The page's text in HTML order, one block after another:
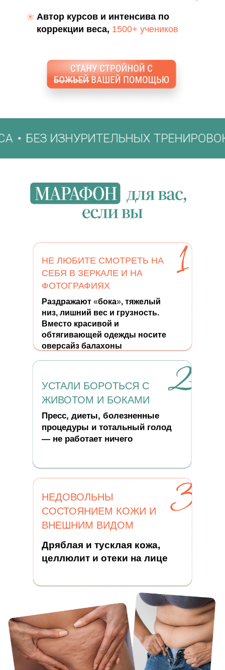
Автор курсов и интенсива по
коррекции веса, 1500+ учеников
БЕЗ ИЗНУРИТЕЛЬНЫХ ТРЕНИРОВОК
Раздражают «бока», тяжелый
низ, лишний вес и грузность.
Вместо красивой и
обтягивающей одежды носите
оверсайз балахоны
НЕ ЛЮБИТЕ СМОТРЕТЬ НА
СЕБЯ В ЗЕРКАЛЕ И НА
ФОТОГРАФИЯХ
Пресс, диеты, болезненные
процедуры и тотальный голод
— не работает ничего
УСТАЛИ БОРОТЬСЯ С
ЖИВОТОМ И БОКАМИ
Дряблая и тусклая кожа,
целлюлит и отеки на лице
НЕДОВОЛЬНЫ
СОСТОЯНИЕМ КОЖИ И
ВНЕШНИМ ВИДОМ